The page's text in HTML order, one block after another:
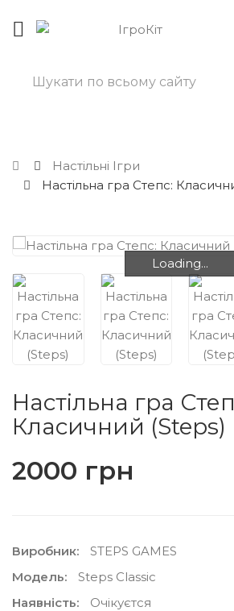
Настільні Ігри
Настільна гра Степс:
Loading...
Loading...
Настільна гра
Класичний (Steps)
2000 грн
Виробник:
STEPS GAMES
Модель:
Steps Classic
Наявність:
Очікуєтся